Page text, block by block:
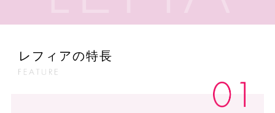
レフィアの特長